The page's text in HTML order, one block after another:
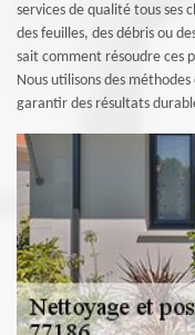
services de qualité tous ses
des feuilles, des débris ou
sait comment résoudre ces
Nous utilisons des
garantir des résultats